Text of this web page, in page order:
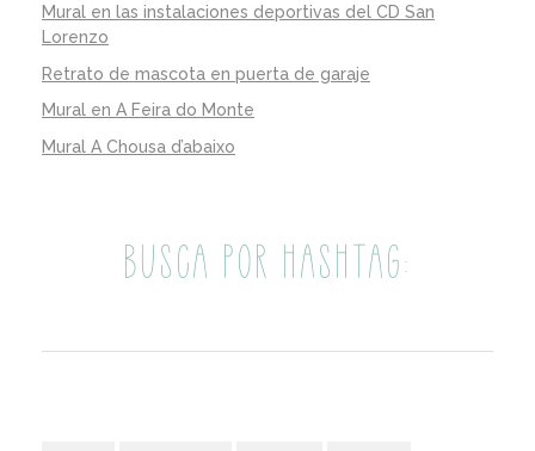
Mural en las instalaciones deportivas del CD San
Lorenzo
Retrato de mascota en puerta de garaje
Mural en A Feira do Monte
Mural A Chousa d’abaixo
BUSCA POR HASHTAG: